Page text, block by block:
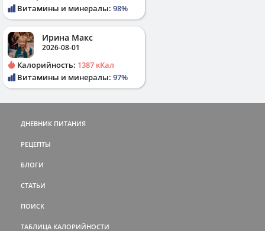
Витамины и минералы: 98%
Ирина Макс
2026-08-01
Калорийность: 1387 кКал
Витамины и минералы: 97%
ДНЕВНИК ПИТАНИЯ
РЕЦЕПТЫ
БЛОГИ
СТАТЬИ
ПОИСК
ТАБЛИЦА КАЛОРИЙНОСТИ